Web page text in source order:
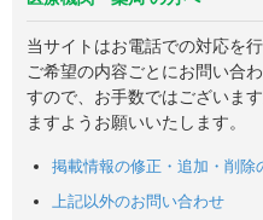
当サイトはお電話での対応を
ご希望の内容ごとにお問い合
すので、お手数ではございま
ますようお願いいたします。
掲載情報の修正・追加・削除
上記以外のお問い合わせ